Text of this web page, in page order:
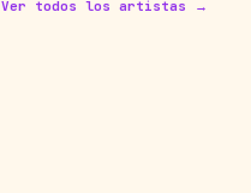
Ver todos los artistas →